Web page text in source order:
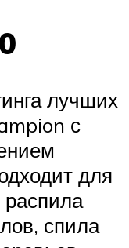
лучших
с
для
распила
спила